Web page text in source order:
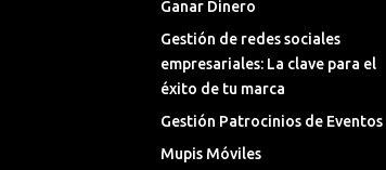
Ganar Dinero
Gestión de redes sociales
empresariales: La clave para el
éxito de tu marca
Gestión Patrocinios de Eventos
Mupis Móviles